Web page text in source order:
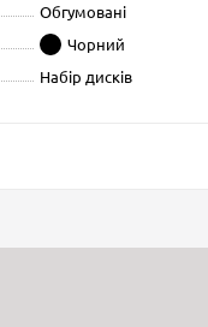
Обгумовані
Чорний
Набір дисків